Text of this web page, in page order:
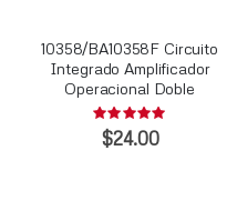
10358/BA10358F Circuito
Integrado Amplificador
Operacional Doble
Rating:
0%
$24.00